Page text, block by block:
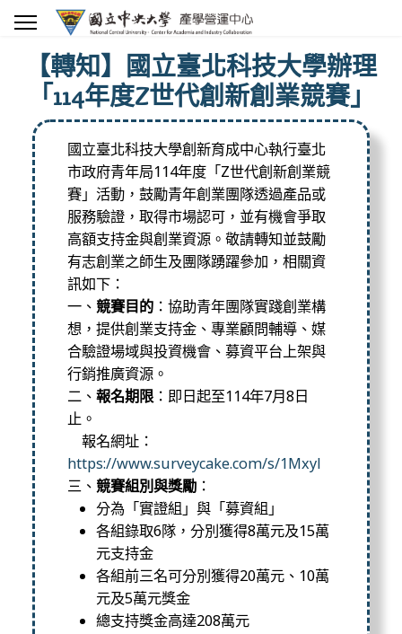
【轉知】國立臺北科技大學辦理
「114年度Z世代創新創業競賽」
國立臺北科技大學創新育成中心執行臺北
市政府青年局114年度「Z世代創新創業競
賽」活動，鼓勵青年創業團隊透過產品或
服務驗證，取得市場認可，並有機會爭取
高額支持金與創業資源。敬請轉知並鼓勵
有志創業之師生及團隊踴躍參加，相關資
訊如下：
一、 競賽目的：協助青年團隊實踐創業構
想，提供創業支持金、專業顧問輔導、媒
合驗證場域與投資機會、募資平台上架與
行銷推廣資源。
二、 報名期限：即日起至114年7月8日
止。
報名網址：
https://www.surveycake.com/s/1Mxyl
三、 競賽組別與獎勵：
分為「實證組」與「募資組」
各組錄取6隊，分別獲得8萬元及15萬
元支持金
各組前三名可分別獲得20萬元、10萬
元及5萬元獎金
總支持獎金高達208萬元